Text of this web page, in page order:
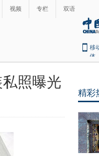
视频 专栏 双语
移
体
照曝光
精彩